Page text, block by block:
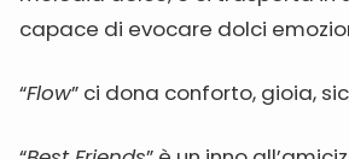
capace di evocare dolci
“Flow” ci dona conforto, gioia,